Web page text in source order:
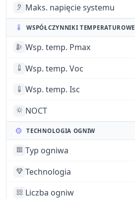
Maks. napięcie systemu
WSPÓŁCZYNNIKI TEMPERATUROWE
Wsp. temp. Pmax
Wsp. temp. Voc
Wsp. temp. Isc
NOCT
TECHNOLOGIA OGNIW
Typ ogniwa
Technologia
Liczba ogniw